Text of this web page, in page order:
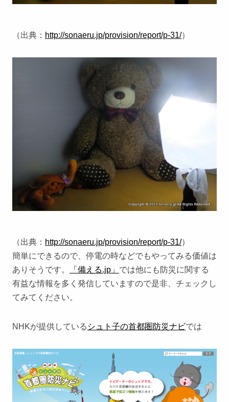
（出典： http://sonaeru.jp/provision/report/p-31/）
（出典： http://sonaeru.jp/provision/report/p-31/）
簡単にできるので、停電の時などでもやってみる価値は
ありそうです。
「備える.jp」 では他にも防災に関する
有益な情報を多く発信していますので是非、チェックし
てみてください。
NHKが提供している シュト子の首都圏防災ナビでは